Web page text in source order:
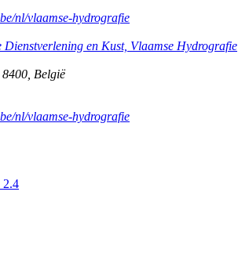
nl/vlaamse-hydrografie
en Kust, Vlaamse Hydrografie
8400 België
nl/vlaamse-hydrografie
2.4